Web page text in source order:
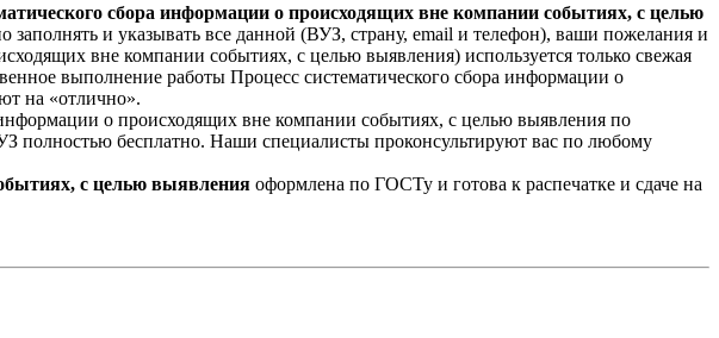
сбора информации о происходящих вне компании событиях, с целью
заполнять и указывать все данной (ВУЗ, страну, email и телефон), ваши пожелания и
вне компании событиях, с целью выявления) используется только свежая
выполнение работы Процесс систематического сбора информации о
на «отлично».
о происходящих вне компании событиях, с целью выявления по
полностью бесплатно. Наши специалисты проконсультируют вас по любому
с целью выявления оформлена по ГОСТу и готова к распечатке и сдаче на